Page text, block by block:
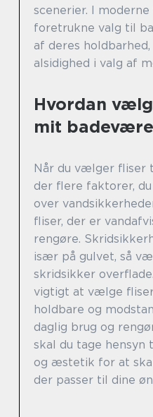
scenerier. I
foretrukne valg til
af deres
alsidighed i valg af
Hvordan
mit
Når du vælger fliser
der flere faktorer,
over
fliser, der er
rengøre.
især på gulvet, så
skridsikker
vigtigt at vælge
holdbare og
daglig brug og
skal du tage hensyn
og æstetik for at
der passer til dine